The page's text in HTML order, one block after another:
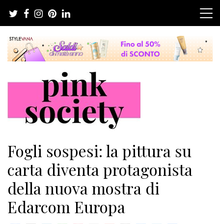
contenuto
Pink Society
Fogli sospesi: la pittura su
carta diventa protagonista
della nuova mostra di
Edarcom Europa